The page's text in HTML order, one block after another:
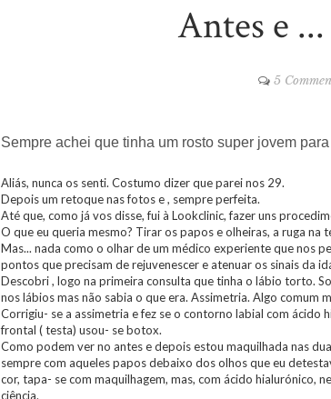
Antes e
5
Sempre achei que tinha um rosto super jovem
Aliás, nunca os senti. Costumo dizer que parei nos 29.
Depois um retoque nas fotos e , sempre perfeita.
Até que, como já vos disse, fui à Lookclinic, fazer uns
O que eu queria mesmo? Tirar os papos e olheiras, a ruga na
Mas... nada como o olhar de um médico experiente que nos
pontos que precisam de rejuvenescer e atenuar os sinais da
Descobri , logo na primeira consulta que tinha o lábio torto.
nos lábios mas não sabia o que era. Assimetria. Algo comum
Corrigiu- se a assimetria e fez se o contorno labial com ácido
frontal ( testa) usou- se botox.
Como podem ver no antes e depois estou maquilhada nas
sempre com aqueles papos debaixo dos olhos que eu
cor, tapa- se com maquilhagem, mas, com ácido hialurónico,
ciência.